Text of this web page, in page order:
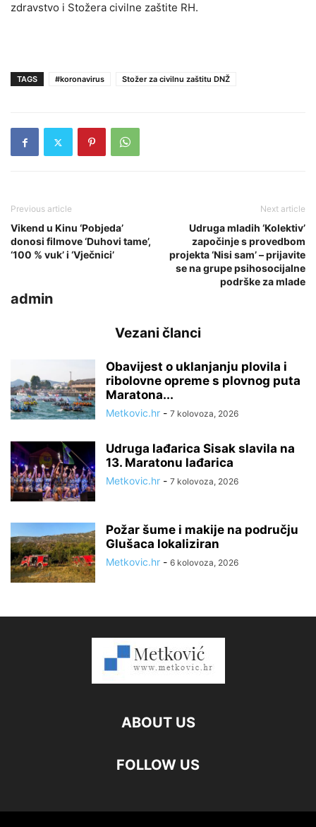
zdravstvo i Stožera civilne zaštite RH.
TAGS #koronavirus Stožer za civilnu zaštitu DNŽ
Previous article
Vikend u Kinu ‘Pobjeda’
donosi filmove ‘Duhovi tame’,
‘100 % vuk’ i ‘Vječnici’
Next article
Udruga mladih ‘Kolektiv’
započinje s provedbom
projekta ‘Nisi sam’ – prijavite
se na grupe psihosocijalne
podrške za mlade
admin
Vezani članci
Obavijest o uklanjanju plovila i
ribolovne opreme s plovnog puta
Maratona...
Metkovic.hr - 7 kolovoza, 2026
Udruga lađarica Sisak slavila na
13. Maratonu lađarica
Metkovic.hr - 7 kolovoza, 2026
Požar šume i makije na području
Glušaca lokaliziran
Metkovic.hr - 6 kolovoza, 2026
ABOUT US
FOLLOW US